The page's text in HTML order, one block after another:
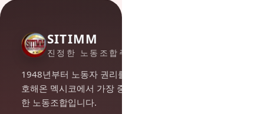
SITIMM
진정한 노동조합주의
1948년부터 노동자 권리를 옹
호해온 멕시코에서 가장 중요
한 노동조합입니다.